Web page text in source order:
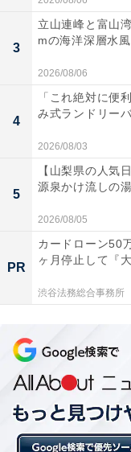
3
立山連峰と富山
mの海洋深層水
2026/08/06
4
「これ絶対に便
み式ランドリー
2026/08/03
5
【山梨県の人気
源泉かけ流しの
2026/08/05
PR
カードローン50
ヶ月停止して『
渋谷法務総合事務所